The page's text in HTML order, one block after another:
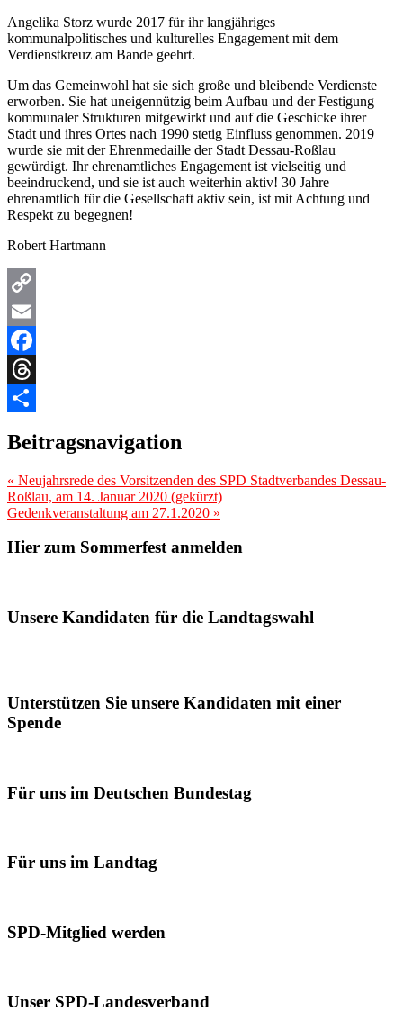
Angelika Storz wurde 2017 für ihr langjähriges
kommunalpolitisches und kulturelles Engagement mit dem
Verdienstkreuz am Bande geehrt.
Um das Gemeinwohl hat sie sich große und bleibende Verdienste
erworben. Sie hat uneigennützig beim Aufbau und der Festigung
kommunaler Strukturen mitgewirkt und auf die Geschicke ihrer
Stadt und ihres Ortes nach 1990 stetig Einfluss genommen. 2019
wurde sie mit der Ehrenmedaille der Stadt Dessau-Roßlau
gewürdigt. Ihr ehrenamtliches Engagement ist vielseitig und
beeindruckend, und sie ist auch weiterhin aktiv! 30 Jahre
ehrenamtlich für die Gesellschaft aktiv sein, ist mit Achtung und
Respekt zu begegnen!
Robert Hartmann
Copy
Link
Email
Facebook
Threads
Beitragsnavigation
« Neujahrsrede des Vorsitzenden des SPD Stadtverbandes Dessau-
Roßlau, am 14. Januar 2020 (gekürzt)
Gedenkveranstaltung am 27.1.2020 »
Hier zum Sommerfest anmelden
Unsere Kandidaten für die Landtagswahl
Unterstützen Sie unsere Kandidaten mit einer
Spende
Für uns im Deutschen Bundestag
Für uns im Landtag
SPD-Mitglied werden
Unser SPD-Landesverband